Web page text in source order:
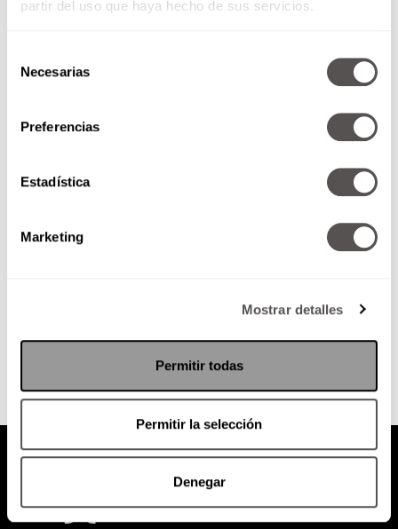
partir del uso que haya hecho de sus servicios.
Necesarias
Preferencias
Estadística
Marketing
Mostrar detalles
Permitir todas
Permitir la selección
Denegar